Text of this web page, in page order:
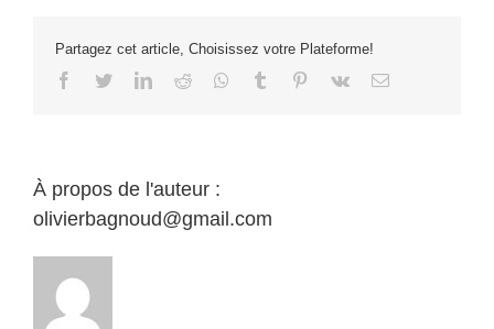
Partagez cet article, Choisissez votre Plateforme!
Facebook
TwitterLinkedIn
Reddit Whatsapp
Tumblr Pinterest
Vk Email
À propos de l'auteur :
olivierbagnoud@gmail.com